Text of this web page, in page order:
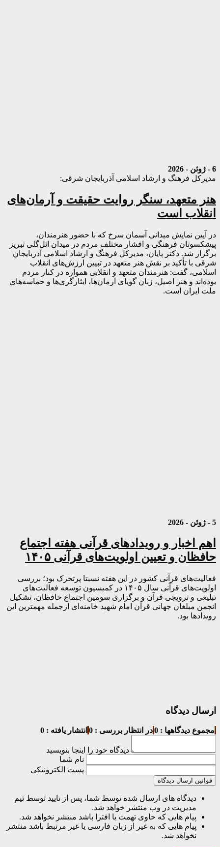
6 - ژوئن - 2026
مدیرکل فرهنگ و ارشاد اسلامی آذربایجان شرقی:
هنر متعهد، سنگر روایت حقیقت و آرمان‌های
انقلاب است
در آیین نمایش میدانی آسمان سرخ که با حضور هنرمندان،
پیشکسوتان فرهنگی و اقشار مختلف مردم در میدان ائل‌گلی تبریز
برگزار شد. دکتر پایان، مدیرکل فرهنگ و ارشاد اسلامی آذربایجان
شرقی با تأکید بر نقش هنر متعهد در تبیین ارزش‌های انقلاب
اسلامی، گفت: هنرمندان متعهد و انقلابی همواره در کنار مردم
بوده‌اند و هنر اصیل، زبان گویای آرمان‌ها، ایثارگری‌ها و حماسه‌های
ملت ایران است.
5 - ژوئن - 2026
اهم اخبار و رویدادهای قرآنی هفته اجتماع
حافظان و تعیین اولویت‌های قرآنی ۱۴۰۵
فعالیت‌های قرآنی کشور در این هفته نسبتا پرتحرک بود؛ بررسی
اولویت‌های قرآنی سال ۱۴۰۵ در کمیسیون توسعه فعالیت‌های
تبلیغی و ترویجی قرآن و برگزاری سومین اجتماع حافظان، تشکیل
انجمن مبلغان جهانی قرآن امام شهید خامنه‌ای ازجمله مهمترین این
رویدادها بود.
ارسال دیدگاه
مجموع دیدگاهها : 0 در انتظار بررسی : 0 انتشار یافته : 0
دیدگاه خود را اینجا بنویسید
نام شما
پست الکترونیکی
قوانین ارسال دیدگاه
دیدگاه های ارسال شده توسط شما، پس از تایید توسط تیم
مدیریت در وب منتشر خواهد شد.
پیام هایی که حاوی تهمت یا افترا باشد منتشر نخواهد شد.
پیام هایی که به غیر از زبان فارسی یا غیر مرتبط باشد منتشر
نخواهد شد.